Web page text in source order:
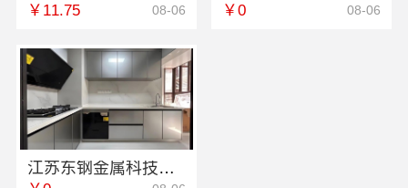
￥11.75 08-06 ￥0 08-06
江苏东钢金属科技有限公司定制工厂加盟条件详解